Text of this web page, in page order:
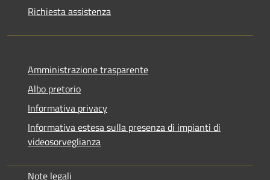
Richiesta assistenza
Amministrazione trasparente
Albo pretorio
Informativa privacy
Informativa estesa sulla presenza di impianti di
videosorveglianza
Note legali